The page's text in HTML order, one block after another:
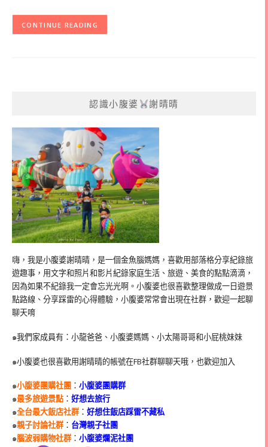
CONTINUE READING
認識小腹婆 謝晴晴
嗨，我是小腹婆謝晴晴，是一個金魚腦媽媽，喜歡用部落格分享紀錄旅
遊趣事，用文字和照片和影片紀錄家庭生活、旅遊、美食的點點滴滴，
因為如果不紀錄我一定會忘光光啊。小腹婆也很喜歡整理做成一日遊景
點路線、分享踩雷的心得體驗，小腹婆常常會出現在社群，歡迎一起聊
聊天唷
๑我們家成員有：小龍爸爸、小腹婆媽媽、小太陽哥哥和小屁桃妹妹
๑小腹婆也很喜歡用謝晴晴的帳號在FB社群聊聊天哦，也歡迎加入
๑小腹婆團購社團 ： 小腹婆團購群
๑最多旅遊景點： 好想去旅行
๑全台最大飯店社群： 好想住飯店踩雷不藏私
๑親子討論社群： 台灣親子社團
๑腦波弱購物社群： 小腹婆爛泥社團